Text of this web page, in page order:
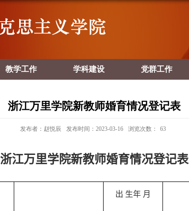
教学工作 学科建设 党群工作
浙江万里学院新教师婚育情况登记表
发布者：赵悦辰 发布时间：2023-03-16 浏览次数： 63
浙江万里学院新教师婚育情况登记表
出 生年 月